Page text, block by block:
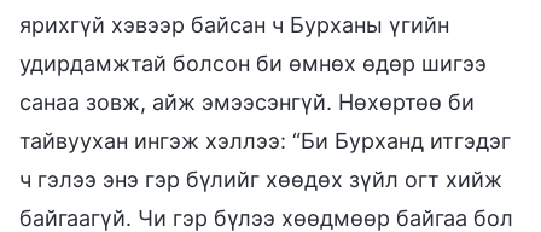
ярихгүй хэвээр байсан ч Бурханы үгийн
удирдамжтай болсон би өмнөх өдөр шигээ
санаа зовж, айж эмээсэнгүй. Нөхөртөө би
тайвуухан ингэж хэллээ: “Би Бурханд итгэдэг
ч гэлээ энэ гэр бүлийг хөөдөх зүйл огт хийж
байгаагүй. Чи гэр бүлээ хөөдмөөр байгаа бол